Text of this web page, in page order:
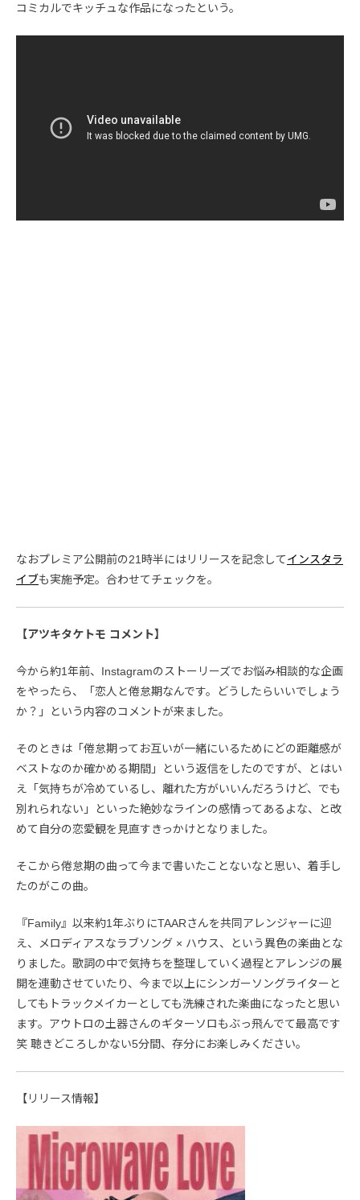
コミカルでキッチュな作品になったという。
なおプレミア公開前の21時半にはリリースを記念してインスタラ
イブも実施予定。合わせてチェックを。
【アツキタケトモ コメント】
今から約1年前、Instagramのストーリーズでお悩み相談的な企画
をやったら、「恋人と倦怠期なんです。どうしたらいいでしょう
か？」という内容のコメントが来ました。
そのときは「倦怠期ってお互いが一緒にいるためにどの距離感が
ベストなのか確かめる期間」という返信をしたのですが、とはい
え「気持ちが冷めているし、離れた方がいいんだろうけど、でも
別れられない」といった絶妙なラインの感情ってあるよな、と改
めて自分の恋愛観を見直すきっかけとなりました。
そこから倦怠期の曲って今まで書いたことないなと思い、着手し
たのがこの曲。
『Family』以来約1年ぶりにTAARさんを共同アレンジャーに迎
え、メロディアスなラブソング × ハウス、という異色の楽曲とな
りました。歌詞の中で気持ちを整理していく過程とアレンジの展
開を連動させていたり、今まで以上にシンガーソングライターと
してもトラックメイカーとしても洗練された楽曲になったと思い
ます。アウトロの土器さんのギターソロもぶっ飛んでて最高です
笑 聴きどころしかない5分間、存分にお楽しみください。
【リリース情報】